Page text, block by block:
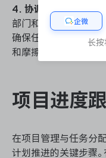
4. 协调多方利益：
在
部门和利益相关方。
确保任务分配能够满
和摩擦。
项目进度
在项目管理与任务分
计划推进的关键步骤
企微
长